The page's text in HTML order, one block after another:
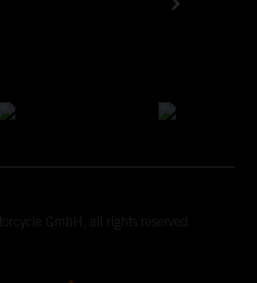
GmbH, all rights reserved